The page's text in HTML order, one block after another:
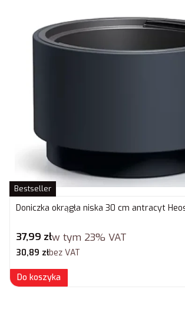
Bestseller
Doniczka okrągła niska 30 cm antracyt
Cena brutto
37,99 złw tym 23% VAT
Cena netto
30,89 złbez VAT
Do koszyka